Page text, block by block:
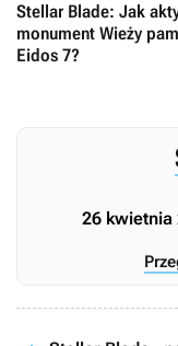
Stellar Blade: Jak
monument Wieży
Eidos 7?
26 kwietnia